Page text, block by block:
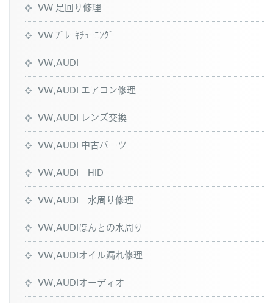
VW 足回り修理
VW ﾌﾞﾚｰｷﾁｭｰﾆﾝｸﾞ
VW,AUDI
VW,AUDI エアコン修理
VW,AUDI レンズ交換
VW,AUDI 中古パーツ
VW,AUDI HID
VW,AUDI 水周り修理
VW,AUDIほんとの水周り
VW,AUDIオイル漏れ修理
VW,AUDIオーディオ